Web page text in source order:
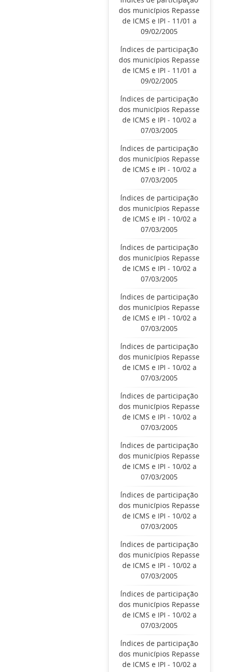
dos municípios Repasse
de ICMS e IPI - 11/01 a
09/02/2005
Índices de participação
dos municípios Repasse
de ICMS e IPI - 11/01 a
09/02/2005
Índices de participação
dos municípios Repasse
de ICMS e IPI - 10/02 a
07/03/2005
Índices de participação
dos municípios Repasse
de ICMS e IPI - 10/02 a
07/03/2005
Índices de participação
dos municípios Repasse
de ICMS e IPI - 10/02 a
07/03/2005
Índices de participação
dos municípios Repasse
de ICMS e IPI - 10/02 a
07/03/2005
Índices de participação
dos municípios Repasse
de ICMS e IPI - 10/02 a
07/03/2005
Índices de participação
dos municípios Repasse
de ICMS e IPI - 10/02 a
07/03/2005
Índices de participação
dos municípios Repasse
de ICMS e IPI - 10/02 a
07/03/2005
Índices de participação
dos municípios Repasse
de ICMS e IPI - 10/02 a
07/03/2005
Índices de participação
dos municípios Repasse
de ICMS e IPI - 10/02 a
07/03/2005
Índices de participação
dos municípios Repasse
de ICMS e IPI - 10/02 a
07/03/2005
Índices de participação
dos municípios Repasse
de ICMS e IPI - 10/02 a
07/03/2005
Índices de participação
dos municípios Repasse
de ICMS e IPI - 10/02 a